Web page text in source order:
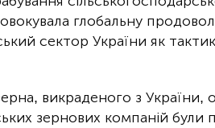
глобальну
сектор України як
викраденого з України,
зернових компаній